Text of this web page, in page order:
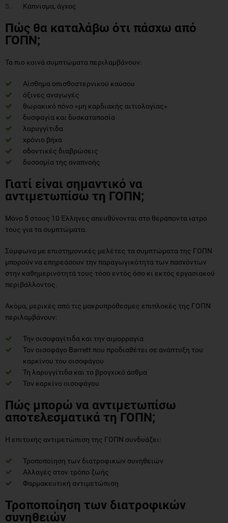
Κάπνισμα, άγχος
Πώς θα καταλάβω ότι πάσχω από
ΓΟΠΝ;
Τα πιο κοινά συμπτώματα περιλαμβάνουν:
Αίσθημα οπισθοστερνικού καύσου
όξινες αναγωγές
θωρακικό πόνο «μη καρδιακής αιτιολογίας»
δυσφαγία και δυσκαταποσία
λαρυγγίτιδα
χρόνιο βήχα
οδοντικές διαβρώσεις
δυσοσμία της αναπνοής
Γιατί είναι σημαντικό να
αντιμετωπίσω τη ΓΟΠΝ;
Μόνο 5 στους 10 Έλληνες απευθύνονται στο θεράποντα ιατρό
τους για τα συμπτώματα.
Σύμφωνα με επιστημονικές μελέτες τα συμπτώματα της ΓΟΠΝ
μπορούν να επηρεάσουν την παραγωγικότητα των πασχόντων
στην καθημερινότητά τους τόσο εντός όσο κι εκτός εργασιακού
περιβάλλοντος.
Ακόμα, μερικές από τις μακρυπρόθεσμες επιπλοκές της ΓΟΠΝ
περιλαμβάνουν:
Την οισοφαγίτιδα και την αιμορραγία
Τον οισοφάγο Barrett που προδιαθέτει σε ανάπτυξη του
καρκίνου του οισοφάγου
Τη λαρυγγίτιδα και το βρογχικό άσθμα
Τον καρκίνο οισοφάγου
Πώς μπορώ να αντιμετωπίσω
αποτελεσματικά τη ΓΟΠΝ;
Η επιτυχής αντιμετώπιση της ΓΟΠΝ συνδυάζει:
Τροποποίηση των διατροφικών συνηθειών
Αλλαγές στον τρόπο ζωής
Φαρμακευτική αντιμετώπιση
Τροποποίηση των διατροφικών
συνηθειών